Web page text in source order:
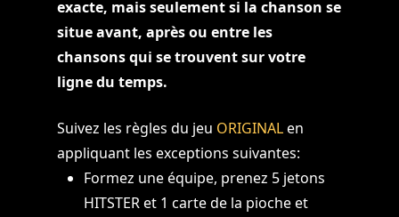
exacte, mais seulement si la chanson se
situe avant, après ou entre les
chansons qui se trouvent sur votre
ligne du temps.
Suivez les règles du jeu ORIGINALen
appliquant les exceptions suivantes:
Formez une équipe, prenez 5 jetons
HITSTER et 1 carte de la pioche et